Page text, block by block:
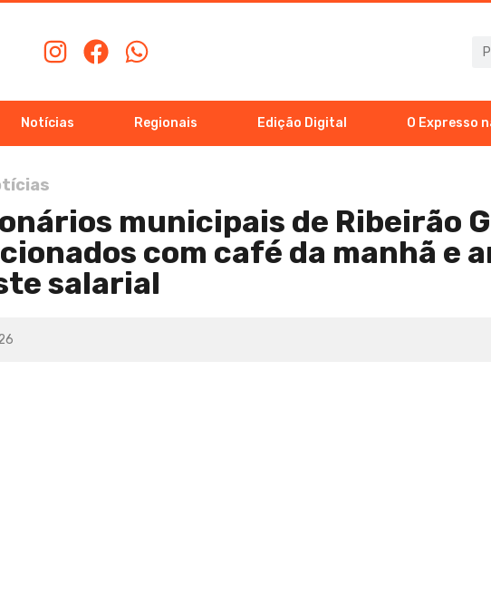
Notícias Regionais Edição Digital O Expresso
municipais de Ribeirão
com café da manhã e
salarial